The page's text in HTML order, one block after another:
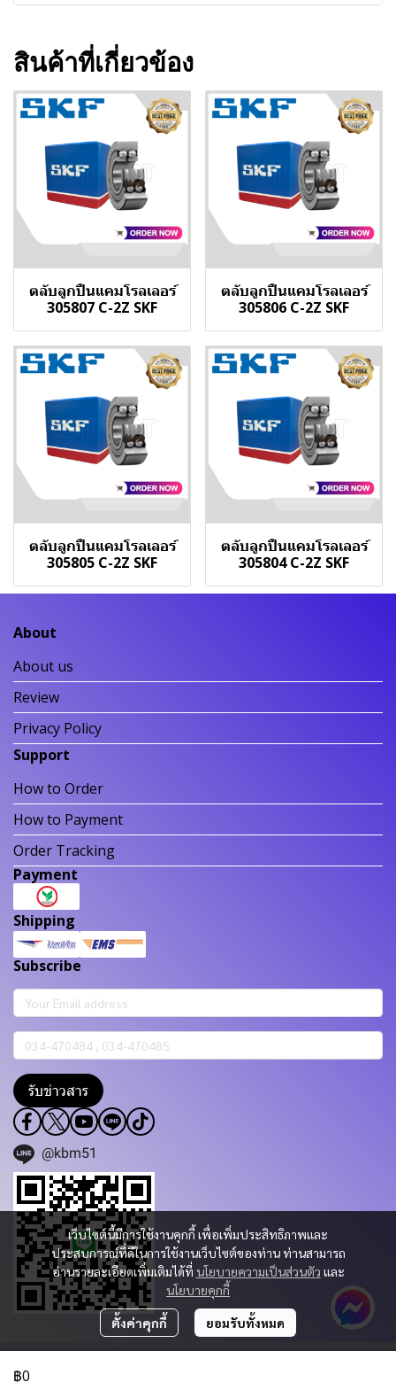
สินค้าที่เกี่ยวข้อง
ตลับลูกปืนแคมโรลเลอร์
305807 C-2Z SKF
ตลับลูกปืนแคมโรลเลอร์
305806 C-2Z SKF
ตลับลูกปืนแคมโรลเลอร์
305805 C-2Z SKF
ตลับลูกปืนแคมโรลเลอร์
305804 C-2Z SKF
฿0
เว็บไซต์นี้มีการใช้งานคุกกี้ เพื่อเพิ่มประสิทธิภาพและ
ประสบการณ์ที่ดีในการใช้งานเว็บไซต์ของท่าน ท่านสามารถ
อ่านรายละเอียดเพิ่มเติมได้ที่ นโยบายความเป็นส่วนตัว และ
นโยบายคุกกี้
ตั้งค่าคุกกี้ ยอมรับทั้งหมด
About
About us
Review
Privacy Policy
Support
How to Order
How to Payment
Order Tracking
Payment
Shipping
Subscribe
รับข่าวสาร
@kbm51
Copyright 2023 | All Rights Reserved | Powered by KBM PART & TRADING